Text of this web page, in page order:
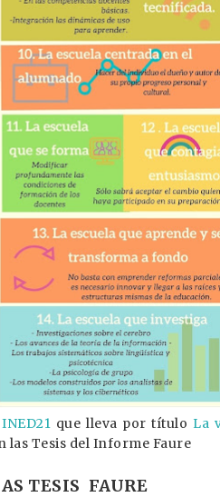
que lleva por título La
las Tesis del Informe Faure
TESIS FAURE